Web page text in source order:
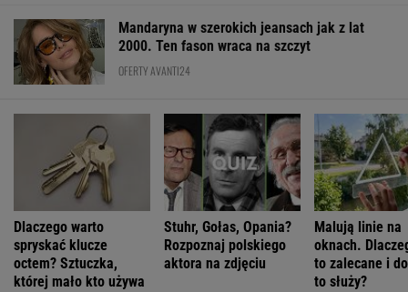
Mandaryna w szerokich jeansach jak z lat
2000. Ten fason wraca na szczyt
OFERTY AVANTI24
Dlaczego warto
spryskać klucze
octem? Sztuczka,
której mało kto używa
Stuhr, Gołas, Opania?
Rozpoznaj polskiego
aktora na zdjęciu
Malują linie na
oknach.
to zalecane i
to służy?